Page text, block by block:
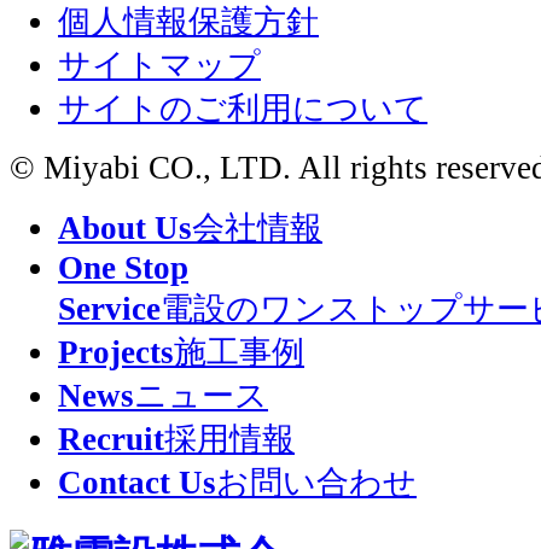
個人情報保護方針
サイトマップ
サイトのご利用について
© Miyabi CO., LTD. All rights
About Us会社情報
One Stop
Service電設のワンストップサー
Projects施工事例
Newsニュース
Recruit採用情報
Contact Usお問い合わせ